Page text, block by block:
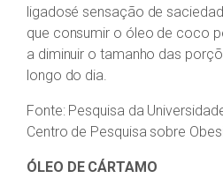
ligadosé sensação de
que consumir o óleo de coco
a diminuir o tamanho das
longo do dia.
Fonte: Pesquisa da
Centro de Pesquisa sobre
ÓLEO DE CÁRTAMO